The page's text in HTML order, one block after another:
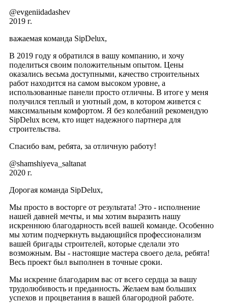
@evgeniidadashev
2019 г.
важаемая команда SipDelux,
В 2019 году я обратился в вашу компанию, и хочу
поделиться своим положительным опытом. Цены
оказались весьма доступными, качество строительных
работ находится на самом высоком уровне, а
использованные панели просто отличны. В итоге у меня
получился теплый и уютный дом, в котором живется с
максимальным комфортом. Я без колебаний рекомендую
SipDelux всем, кто ищет надежного партнера для
строительства.
Спасибо вам, ребята, за отличную работу!
@shamshiyeva_saltanat
2020 г.
Дорогая команда SipDelux,
Мы просто в восторге от результата! Это - исполнение
нашей давней мечты, и мы хотим выразить нашу
искреннюю благодарность всей вашей команде. Особенно
мы хотим подчеркнуть выдающийся профессионализм
вашей бригады строителей, которые сделали это
возможным. Вы - настоящие мастера своего дела, ребята!
Весь проект был выполнен в точные сроки.
Мы искренне благодарим вас от всего сердца за вашу
трудолюбивость и преданность. Желаем вам больших
успехов и процветания в вашей благородной работе.